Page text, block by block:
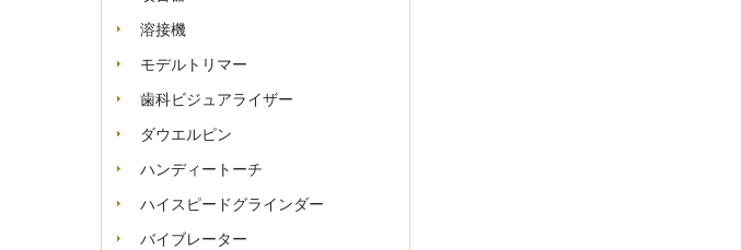
溶接機
モデルトリマー
歯科ビジュアライザー
ダウエルピン
ハンディートーチ
ハイスピードグラインダー
バイブレーター